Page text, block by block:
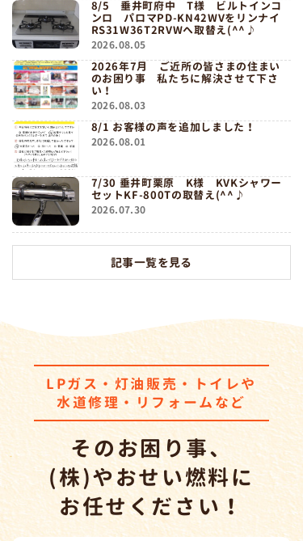
8/5 垂井町府中 T様 ビルトインコ
ンロ パロマPD-KN42WVをリンナイ
RS31W36T2RVWへ取替え(^^♪
2026.08.05
2026年7月 ご近所の皆さまの住まい
のお困り事 私たちに解決させて下さ
い！
2026.08.03
8/1 お客様の声を追加しました！
2026.08.01
7/30 垂井町栗原 K様 KVKシャワー
セットKF-800Tの取替え(^^♪
2026.07.30
記事一覧を見る
LPガス・灯油販売・トイレや
水道修理・リフォームなど
そのお困り事、
(株)やおせい燃料に
お任せください！